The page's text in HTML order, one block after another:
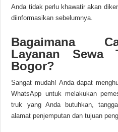
Anda tidak perlu khawatir akan
diinformasikan sebelumnya.
Bagaimana
Layanan Sewa
Bogor?
Sangat mudah! Anda dapat
WhatsApp untuk melakukan
truk yang Anda butuhkan,
alamat penjemputan dan tujuan